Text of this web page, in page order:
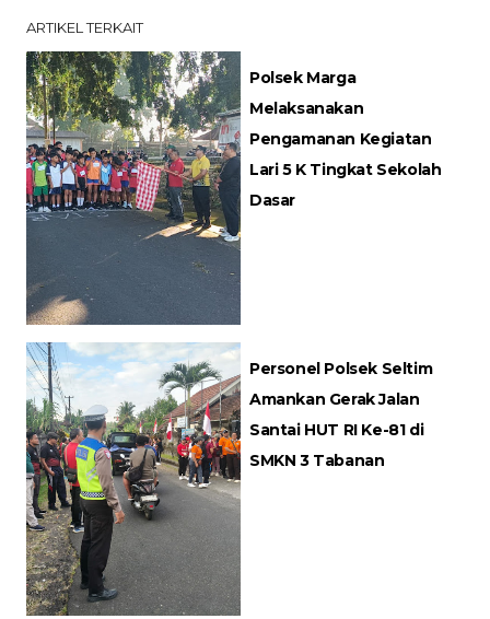
ARTIKEL TERKAIT
Polsek Marga
Melaksanakan
Pengamanan Kegiatan
Lari 5 K Tingkat Sekolah
Dasar
Personel Polsek Seltim
Amankan Gerak Jalan
Santai HUT RI Ke-81 di
SMKN 3 Tabanan